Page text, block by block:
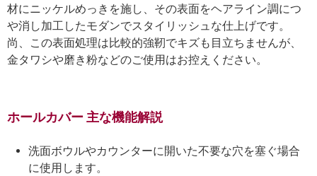
材にニッケルめっきを施し、その表面をヘアライン調につ
や消し加工したモダンでスタイリッシュな仕上げです。
尚、この表面処理は比較的強靭でキズも目立ちませんが、
金タワシや磨き粉などのご使用はお控えください。
ホールカバー 主な機能解説
洗面ボウルやカウンターに開いた不要な穴を塞ぐ場合
に使用します。